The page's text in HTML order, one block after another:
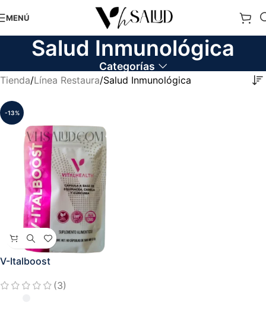
MENÚ
Salud Inmunológica
Categorías
Tienda Línea Restaura Salud Inmunológica
-13%
V-Italboost
(3)